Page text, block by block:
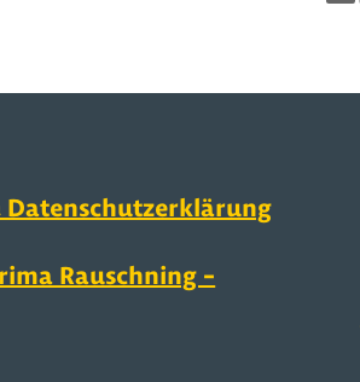
Datenschutzerklärung
Rauschning –